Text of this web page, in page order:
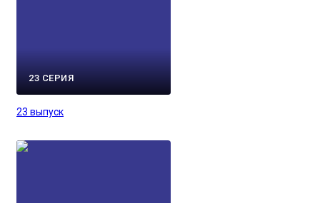
23 СЕРИЯ
23 выпуск